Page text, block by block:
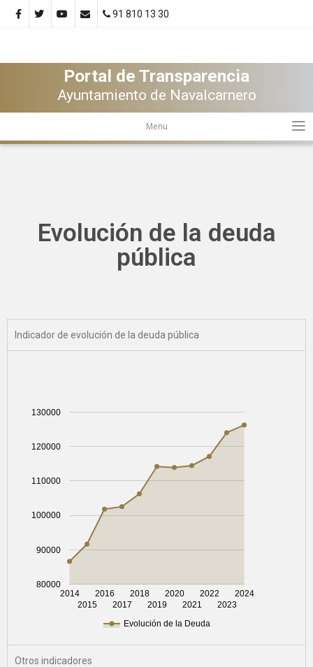
91 810 13 30
Portal de Transparencia
Ayuntamiento de Navalcarnero
Menu
Evolución de la deuda
pública
Indicador de evolución de la deuda pública
Evolución de la Deuda
2014
2015
2016
2017
2018
2019
2020
2021
2022
2023
2024
80000
90000
100000
110000
120000
130000
Otros indicadores